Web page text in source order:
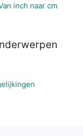
inch naar cm